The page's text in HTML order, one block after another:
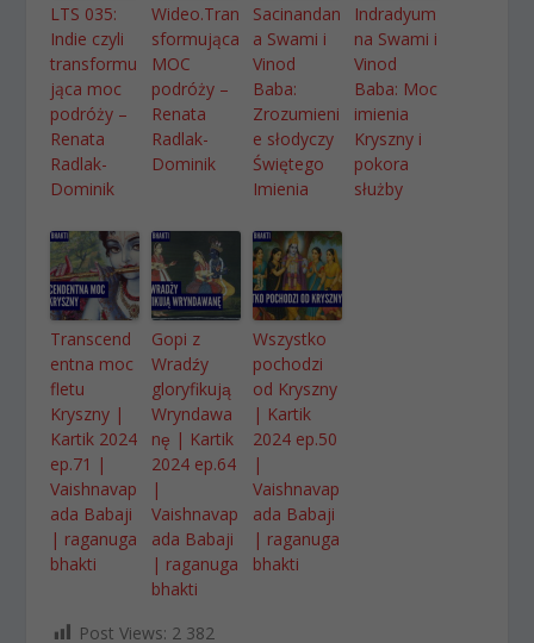
LTS 035:
Indie czyli
transformu
jąca moc
podróży –
Renata
Radlak-
Dominik
Wideo.Tran
sformująca
MOC
podróży –
Renata
Radlak-
Dominik
Sacinandan
a Swami i
Vinod
Baba:
Zrozumieni
e słodyczy
Świętego
Imienia
Indradyum
na Swami i
Vinod
Baba: Moc
imienia
Kryszny i
pokora
służby
Transcend
entna moc
fletu
Kryszny |
Kartik 2024
ep.71 |
Vaishnavap
ada Babaji
| raganuga
bhakti
Gopi z
Wradźy
gloryfikują
Wryndawa
nę | Kartik
2024 ep.64
|
Vaishnavap
ada Babaji
| raganuga
bhakti
Wszystko
pochodzi
od Kryszny
| Kartik
2024 ep.50
|
Vaishnavap
ada Babaji
| raganuga
bhakti
Post Views: 2 382